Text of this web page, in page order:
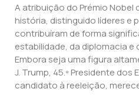
A atribuição do Prémio Nobel
história, distinguido líderes e
contribuíram de forma
estabilidade, da diplomacia
Embora seja uma figura
J. Trump, 45.º Presidente dos
candidato à reeleição,